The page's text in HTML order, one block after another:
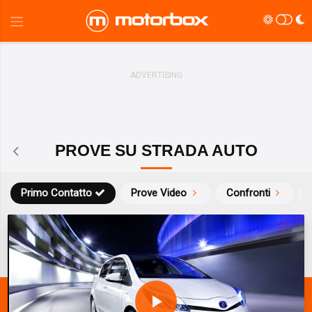
PROVE SU STRADA AUTO
Prove Video Confronti
Primo Contatto